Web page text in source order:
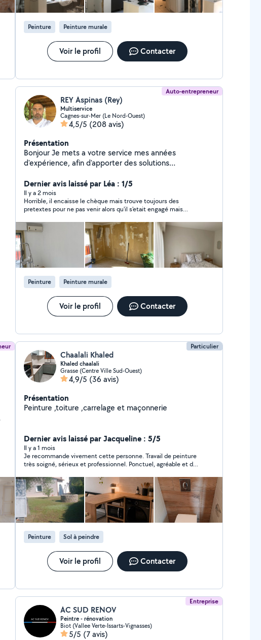
Peinture Peinture murale
Voir le profil Contacter
Auto-entrepreneur
REY Aspinas (Rey)
Multiservice
Cagnes-sur-Mer (Le Nord-Ouest)
4,5/5 (208 avis)
Présentation
Bonjour Je mets a votre service mes années
d'expérience, afin d'apporter des solutions
Déplacement et devis gratuit Pour plus de
renseignement nous contacter
Dernier avis laissé par Léa : 1/5
Il y a 2 mois
Horrible, il encaisse le chèque mais trouve toujours des
pretextes pour ne pas venir alors qu'il s'etait engagé mais
absolument !!!!!!!
Peinture Peinture murale
Voir le profil Contacter
Particulier
Chaalali Khaled
Khaled chaalali
Grasse (Centre Ville Sud-Ouest)
4,9/5 (36 avis)
Présentation
Peinture ,toiture ,carrelage et maçonnerie
Dernier avis laissé par Jacqueline : 5/5
Il y a 1 mois
Je recommande vivement cette personne. Travail de peinture
très soigné, sérieux et professionnel. Ponctuel, agréable et de
très satisfaite. Merci pour votre excellent travail
Peinture Sol à peindre
Voir le profil Contacter
Entreprise
AC SUD RENOV
Peintre - rénovation
Biot (Vallee Verte-Issarts-Vignasses)
5/5 (7 avis)